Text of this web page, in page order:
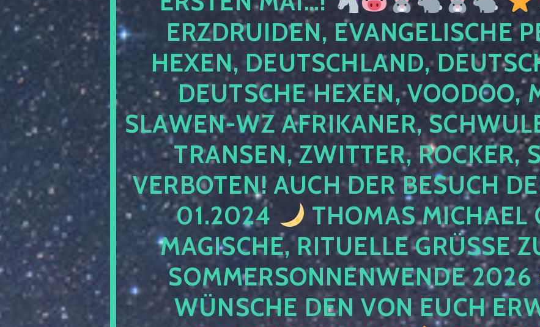
ERZDRUIDEN, EVANGELISCHE
HEXEN, DEUTSCHLAND,
DEUTSCHE HEXEN, VOODOO,
SLAWEN-WZ AFRIKANER,
TRANSEN, ZWITTER, ROCKER,
VERBOTEN! AUCH DER BESUCH
01.2024
THOMAS MICHAEL
MAGISCHE, RITUELLE GRÜSSE
SOMMERSONNENWENDE 2026
WÜNSCHE DEN VON EUCH